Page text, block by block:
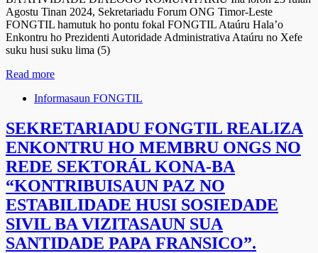
Agostu Tinan 2024, Sekretariadu Forum ONG Timor-Leste
FONGTIL hamutuk ho pontu fokal FONGTIL Ataúru Hala’o
Enkontru ho Prezidenti Autoridade Administrativa Ataúru no Xefe
suku husi suku lima (5)
Read more
Informasaun FONGTIL
SEKRETARIADU FONGTIL REALIZA
ENKONTRU HO MEMBRU ONGS NO
REDE SEKTORÁL KONA-BA
“KONTRIBUISAUN PAZ NO
ESTABILIDADE HUSI SOSIEDADE
SIVIL BA VIZITASAUN SUA
SANTIDADE PAPA FRANSICO”.